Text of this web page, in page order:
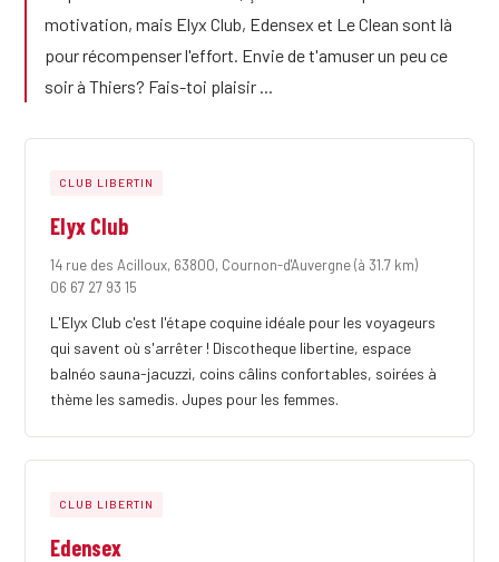
motivation, mais Elyx Club, Edensex et Le Clean sont là
pour récompenser l'effort. Envie de t'amuser un peu ce
soir à Thiers? Fais-toi plaisir ...
CLUB LIBERTIN
Elyx Club
14 rue des Acilloux, 63800, Cournon-d'Auvergne(à 31.7 km)
06 67 27 93 15
L'Elyx Club c'est l'étape coquine idéale pour les voyageurs
qui savent où s'arrêter ! Discotheque libertine, espace
balnéo sauna-jacuzzi, coins câlins confortables, soirées à
thème les samedis. Jupes pour les femmes.
CLUB LIBERTIN
Edensex